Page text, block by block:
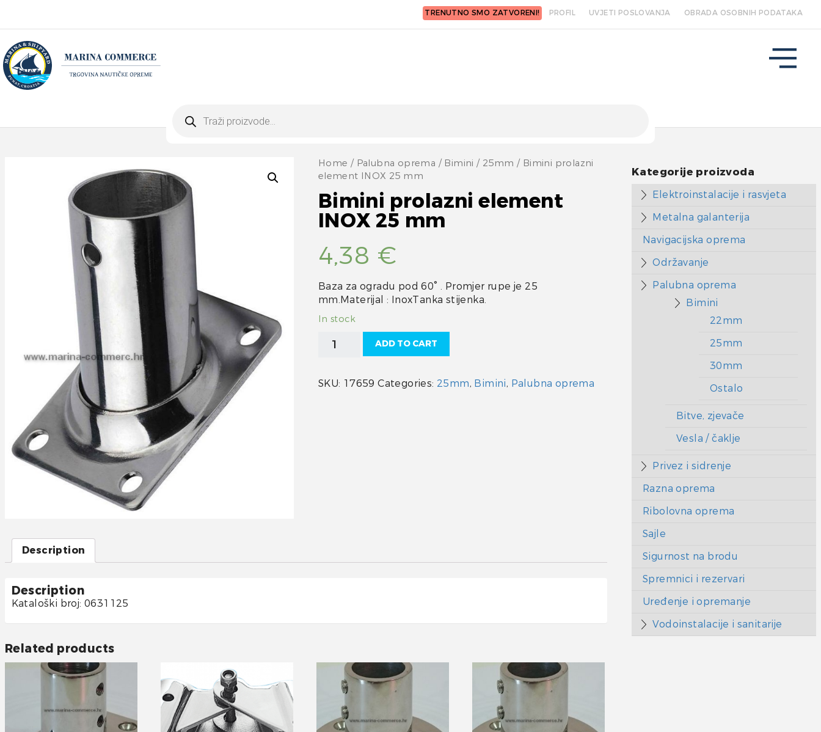
TRENUTNO SMO ZATVORENI! PROFIL UVJETI POSLOVANJA OBRADA OSOBNIH PODATAKA
search
Home / Palubna oprema / Bimini / 25mm / Bimini prolazni
element INOX 25 mm
Bimini prolazni element
INOX 25 mm
4,38 €
Baza za ogradu pod 60° . Promjer rupe je 25
mm.Materijal : InoxTanka stijenka.
In stock
Bimini
prolazni
INOX
25
ADD TO CART
SKU: 17659 Categories: 25mm, Bimini, Palubna oprema
Description
Description
Kataloški broj: 0631125
Related products
Kategorije proizvoda
Elektroinstalacije i rasvjeta
Metalna galanterija
Navigacijska oprema
Održavanje
Palubna oprema
Bimini
22mm
25mm
30mm
Ostalo
Bitve, zjevače
Vesla / čaklje
Privez i sidrenje
Razna oprema
Ribolovna oprema
Sajle
Sigurnost na brodu
Spremnici i rezervari
Uređenje i opremanje
Vodoinstalacije i sanitarije